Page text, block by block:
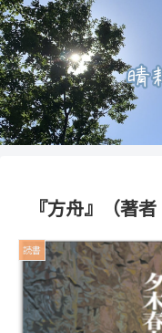
『方舟』（著
読書